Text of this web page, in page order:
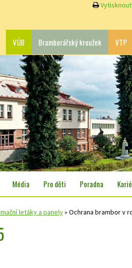
Vytisknout
VÚB Bramborářský kroužek VTP
Média Pro děti Poradna
letáky a panely» Ochrana brambor v